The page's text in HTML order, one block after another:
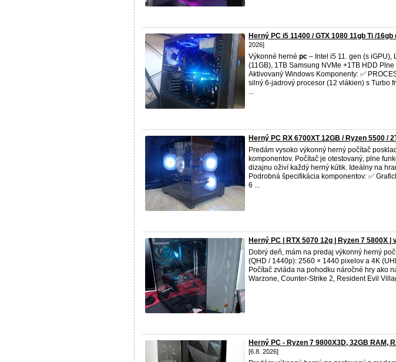
Herný PC i5 11400 / GTX 1080 11gb Ti /
2026]
Výkonné herné pc – Intel i5 11. gen (s iGPU),
(11GB), 1TB Samsung NVMe +1TB HDD
Aktivovaný Windows Komponenty: ✅
silný 6-jadrový procesor (12 vlákien) s Turbo
...
Herný PC RX 6700XT 12GB / Ryzen 5500 /
Predám vysoko výkonný herný počítač
komponentov. Počítač je otestovaný, plne
dizajnu oživí každý herný kútik. Ideálny na
Podrobná špecifikácia komponentov: ✅
6 ...
Herný PC | RTX 5070 12g | Ryzen 7 5800X |
Dobrý deň, mám na predaj výkonný herný
(QHD / 1440p): 2560 × 1440 pixelov a 4K
Počítač zvláda na pohodku náročné hry ako
Warzone, Counter-Strike 2, Resident Evil
Herný PC - Ryzen 7 9800X3D, 32GB RAM,
[6.8. 2026]